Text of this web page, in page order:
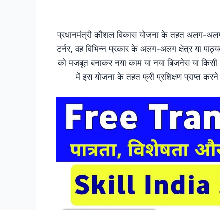
प्रधानमंत्री कौशल विकास योजना के तहत अलग-
टर्नर, वह विभिन्न प्रकार के अलग-अलग क्षेत्र या
को मजबूत बनाकर नया काम या नया बिजनेस या
में इस योजना के तहत फ्री प्रशिक्षण प्राप्त